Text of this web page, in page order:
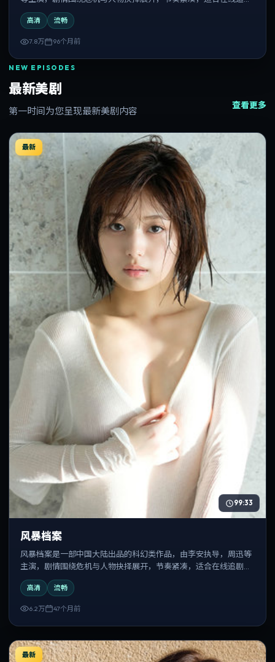
与反复观看。
高清 流畅
7.8万 96个月前
NEW EPISODES
最新美剧
第一时间为您呈现最新美剧内容 查看更多
最新
99:33
风暴档案
风暴档案是一部中国大陆出品的科幻类作品，由李安执导，周迅等
主演，剧情围绕危机与人物抉择展开，节奏紧凑，适合在线追剧与
反复观看。
高清 流畅
6.2万 47个月前
最新